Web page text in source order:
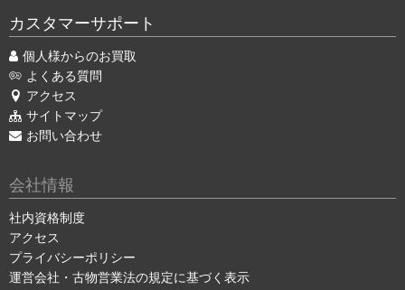
カスタマーサポート
個人様からのお買取
よくある質問
アクセス
サイトマップ
お問い合わせ
会社情報
社内資格制度
アクセス
プライバシーポリシー
運営会社・古物営業法の規定に基づく表示